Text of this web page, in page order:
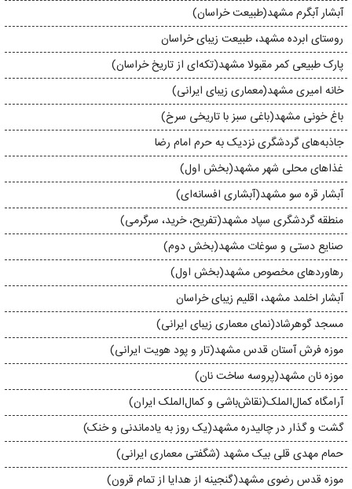
آبشار آبگرم مشهد(طبیعت خراسان)
روستای ابرده مشهد، طبیعت زیبای خراسان
پارک طبیعی کمر مقبولا مشهد(تکه‌ای از تاریخ خراسان)
خانه‌ امیری مشهد(معماری زیبای ایرانی)
باغ خونی مشهد(باغی سبز با تاریخی سرخ)
جاذبه‌های گردشگری نزدیک به حرم امام رضا
غذاهای محلی شهر مشهد(بخش اول)
آبشار قره‌ سو مشهد(آبشاری افسانه‌ای)
منطقه گردشگری سپاد مشهد(تفریح، خرید، سرگرمی)
صنایع دستی و سوغات مشهد(بخش دوم)
رهاورد‌های مخصوص مشهد(بخش اول)
آبشار اخلمد مشهد، اقلیم زیبا‌ی خراسان
مسجد گوهرشاد(نمای معماری زیبای ایرانی)
موزه‌ فرش آستان قدس مشهد(تار و پود هویت ایرانی)
موزه نان مشهد(پروسه ساخت نان)
آرامگاه کمال‌الملک(نقاش‌باشی و کمال‌الملک ایران)
گشت و گذار در چالیدره‌ مشهد(یک روز به یادماندنی و خنک)
حمام مهدی قلی بیک مشهد (شگفتی معماری ایرانی)
موزه قدس رضوی مشهد(گنجینه از هدایا از تمام قرون)